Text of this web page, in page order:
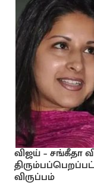
விஜய் – சங்கீதா
விருப்பம்